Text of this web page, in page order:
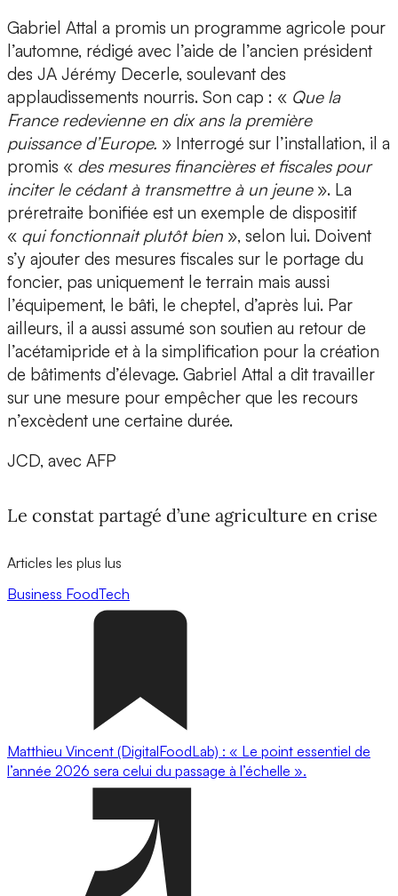
Gabriel Attal a promis un programme agricole pour
l’automne, rédigé avec l’aide de l’ancien président
des JA Jérémy Decerle, soulevant des
applaudissements nourris. Son cap : « Que la
France redevienne en dix ans la première
puissance d’Europe. » Interrogé sur l’installation, il a
promis « des mesures financières et fiscales pour
inciter le cédant à transmettre à un jeune ». La
préretraite bonifiée est un exemple de dispositif
« qui fonctionnait plutôt bien », selon lui. Doivent
s’y ajouter des mesures fiscales sur le portage du
foncier, pas uniquement le terrain mais aussi
l’équipement, le bâti, le cheptel, d’après lui. Par
ailleurs, il a aussi assumé son soutien au retour de
l’acétamipride et à la simplification pour la création
de bâtiments d’élevage. Gabriel Attal a dit travailler
sur une mesure pour empêcher que les recours
n’excèdent une certaine durée.
JCD, avec AFP
Le constat partagé d’une agriculture en crise
Articles les plus lus
Business FoodTech
Matthieu Vincent (DigitalFoodLab) : « Le point essentiel de
l’année 2026 sera celui du passage à l’échelle ».